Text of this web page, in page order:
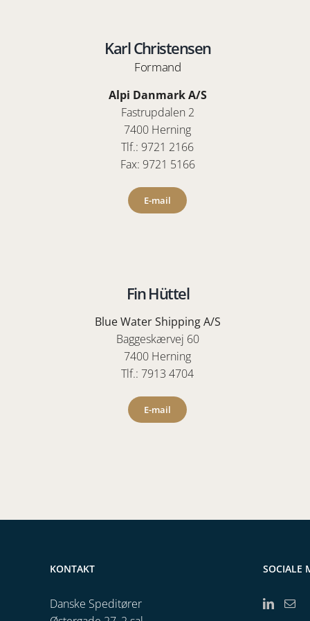
Karl Christensen
Formand
Alpi Danmark A/S
Fastrupdalen 2
7400 Herning
Tlf.: 9721 2166
Fax: 9721 5166
E-mail
Fin Hüttel
Blue Water Shipping A/S
Baggeskærvej 60
7400 Herning
Tlf.: 7913 4704
E-mail
KONTAKT
Danske Speditører
SOCIALE